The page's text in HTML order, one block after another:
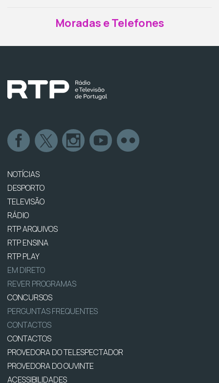
Moradas e Telefones
NOTÍCIAS
DESPORTO
TELEVISÃO
RÁDIO
RTP ARQUIVOS
RTP ENSINA
RTP PLAY
EM DIRETO
REVER PROGRAMAS
CONCURSOS
PERGUNTAS FREQUENTES
CONTACTOS
CONTACTOS
PROVEDORA DO TELESPECTADOR
PROVEDORA DO OUVINTE
ACESSIBILIDADES